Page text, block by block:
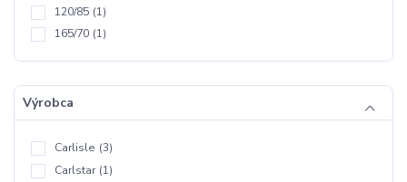
120/85 (1)
165/70 (1)
Výrobca
Carlisle (3)
Carlstar (1)